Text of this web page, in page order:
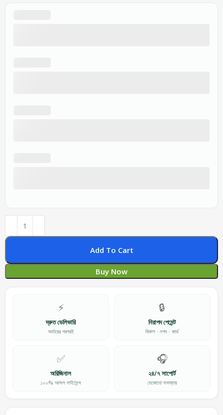
Add To Cart
Buy Now
⚡
দ্রুত ডেলিভারি
অর্ডারের পরপরই
🔒
নিরাপদ পেমেন্ট
বিকাশ · নগদ · কার্ড
✅
অরিজিনাল
১০০% আসল লাইসেন্স
🎧
২৪/৭ সাপোর্ট
যেকোনো সমস্যায়